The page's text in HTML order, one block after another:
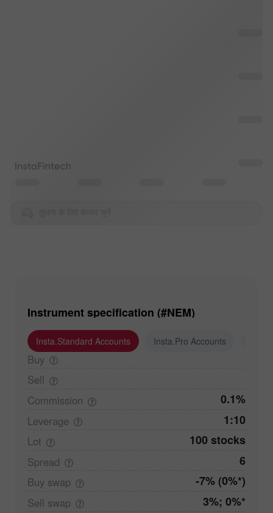
Instrument specification (#NEM)
Insta.Standard Accounts Insta.Pro Accounts
Buy
Sell
Commission
0.1%
Leverage 1:10
Lot 100 stocks
Spread 6
Buy swap -7% (0%*)
Sell swap 3%; 0%*